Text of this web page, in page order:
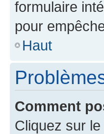
formulaire
pour
Haut
Comment
Cliquez sur